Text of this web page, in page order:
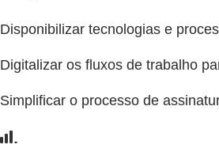
Disponibilizar tecnologias e
Digitalizar os fluxos de trabalho
Simplificar o processo de